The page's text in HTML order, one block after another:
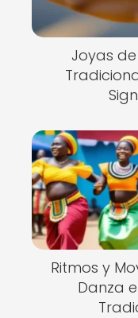
Joyas
Ritmos y
Danza